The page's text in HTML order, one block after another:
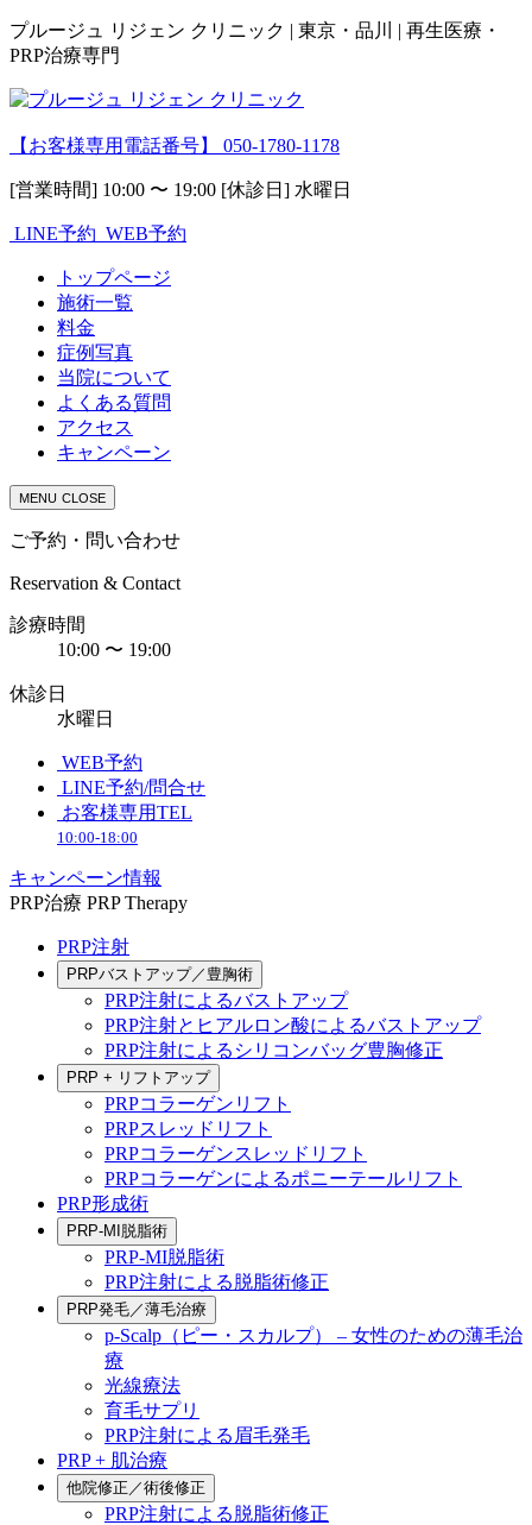
プルージュ リジェン クリニック | 東京・品川 | 再生医療・
PRP治療専門
【お客様専用電話番号】 050-1780-1178
[営業時間] 10:00 〜 19:00 [休診日] 水曜日
LINE予約 WEB予約
トップページ
施術一覧
料金
症例写真
当院について
よくある質問
アクセス
キャンペーン
MENU CLOSE
ご予約・問い合わせ
Reservation & Contact
診療時間
10:00 〜 19:00
休診日
水曜日
WEB予約
LINE予約/問合せ
お客様専用TEL
10:00-18:00
キャンペーン情報
PRP治療 PRP Therapy
PRP注射
PRPバストアップ／豊胸術
PRP注射によるバストアップ
PRP注射とヒアルロン酸によるバストアップ
PRP注射によるシリコンバッグ豊胸修正
PRP + リフトアップ
PRPコラーゲンリフト
PRPスレッドリフト
PRPコラーゲンスレッドリフト
PRPコラーゲンによるポニーテールリフト
PRP形成術
PRP-MI脱脂術
PRP-MI脱脂術
PRP注射による脱脂術修正
PRP発毛／薄毛治療
p-Scalp（ピー・スカルプ） – 女性のための薄毛治
療
光線療法
育毛サプリ
PRP注射による眉毛発毛
PRP + 肌治療
他院修正／術後修正
PRP注射による脱脂術修正